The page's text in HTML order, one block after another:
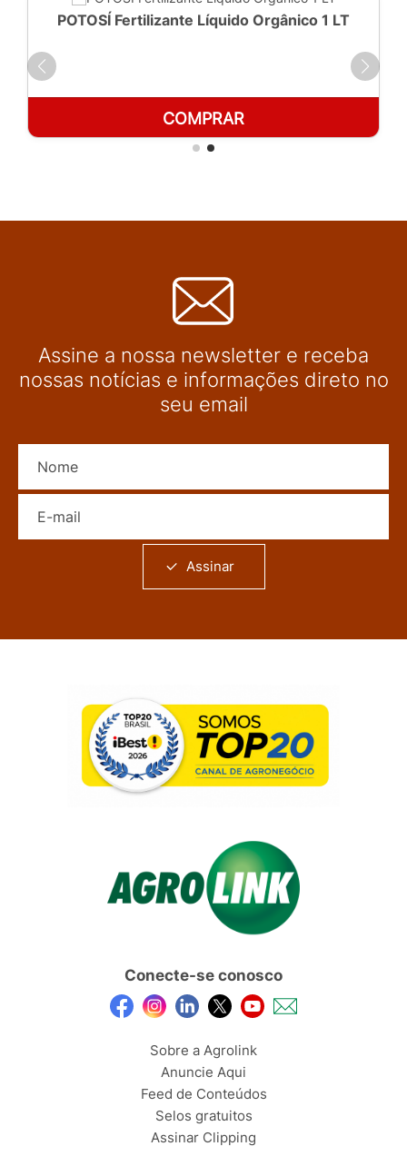
POTOSÍ Fertilizante Líquido Orgânico 1 LT
COMPRAR
Assine a nossa newsletter e receba
nossas notícias e informações direto no
seu email
Assinar
Conecte-se conosco
Sobre a Agrolink
Anuncie Aqui
Feed de Conteúdos
Selos gratuitos
Assinar Clipping